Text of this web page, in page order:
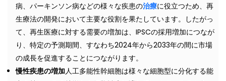
病、パーキンソン病などの様々な疾患の治療に役立つため、再
生療法の開発において主要な役割を果たしています。したがっ
て、再生医療に対する需要の増加は、IPSCの採用増加につなが
り、特定の予測期間、すなわち2024年から2033年の間に市場
の成長を促進することにつながります。
慢性疾患の増加人工多能性幹細胞は様々な細胞型に分化する能